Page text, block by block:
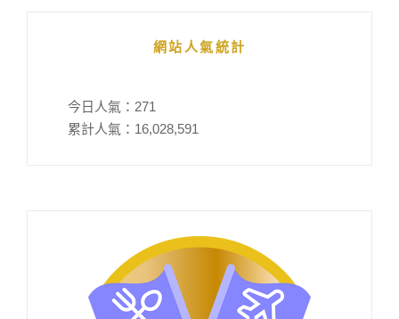
網站人氣統計
今日人氣： 271
累計人氣： 16,028,591